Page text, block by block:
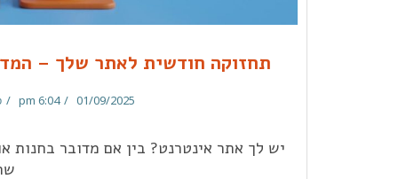
תחזוקה חודשית לאתר שלך –
01/09/2025
6:04 pm
יש לך אתר אינטרנט? בין אם מדובר בחנות